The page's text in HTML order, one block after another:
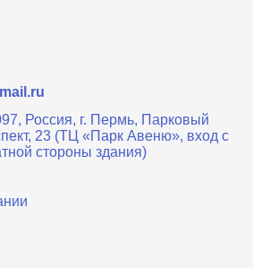
Россия, г. Пермь, Парковый
23 (ТЦ «Парк Авеню», вход с
стороны здания)